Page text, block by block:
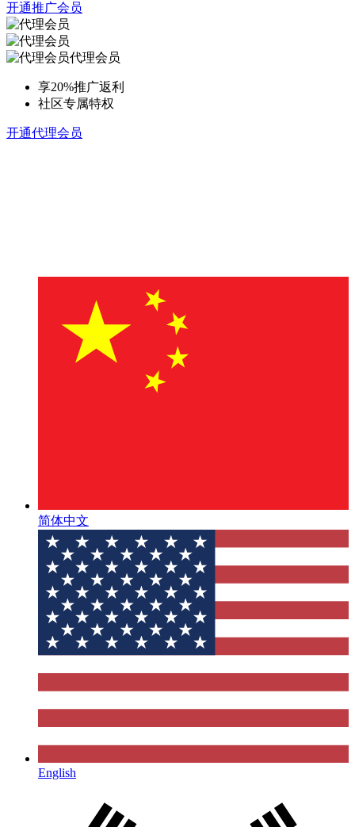
开通推广会员
代理会员
享20%推广返利
社区专属特权
开通代理会员
简体中文
English